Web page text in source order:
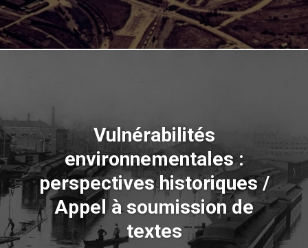
Vulnérabilités
environnementales :
perspectives historiques /
Appel à soumission de
textes